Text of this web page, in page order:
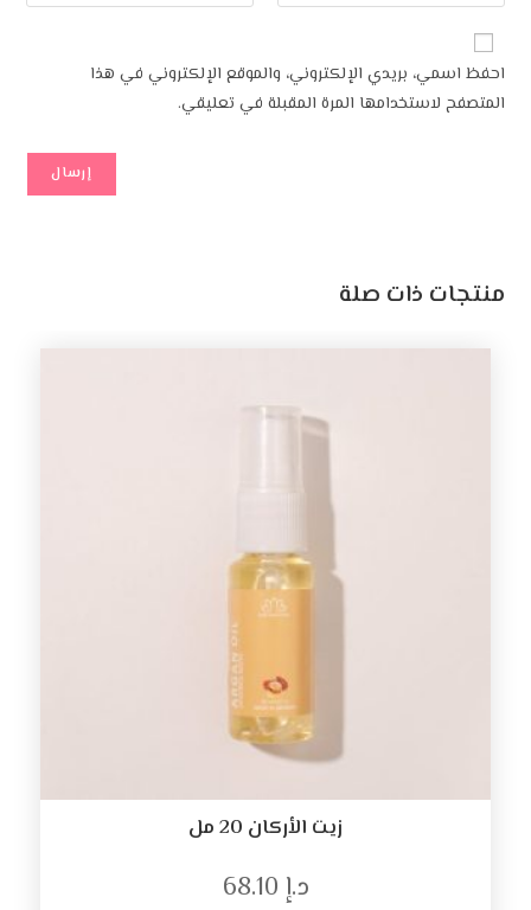
احفظ اسمي، بريدي الإلكتروني، والموقع الإلكتروني في هذا
المتصفح لاستخدامها المرة المقبلة في تعليقي.
منتجات ذات صلة
زيت الأركان 20 مل
د.إ